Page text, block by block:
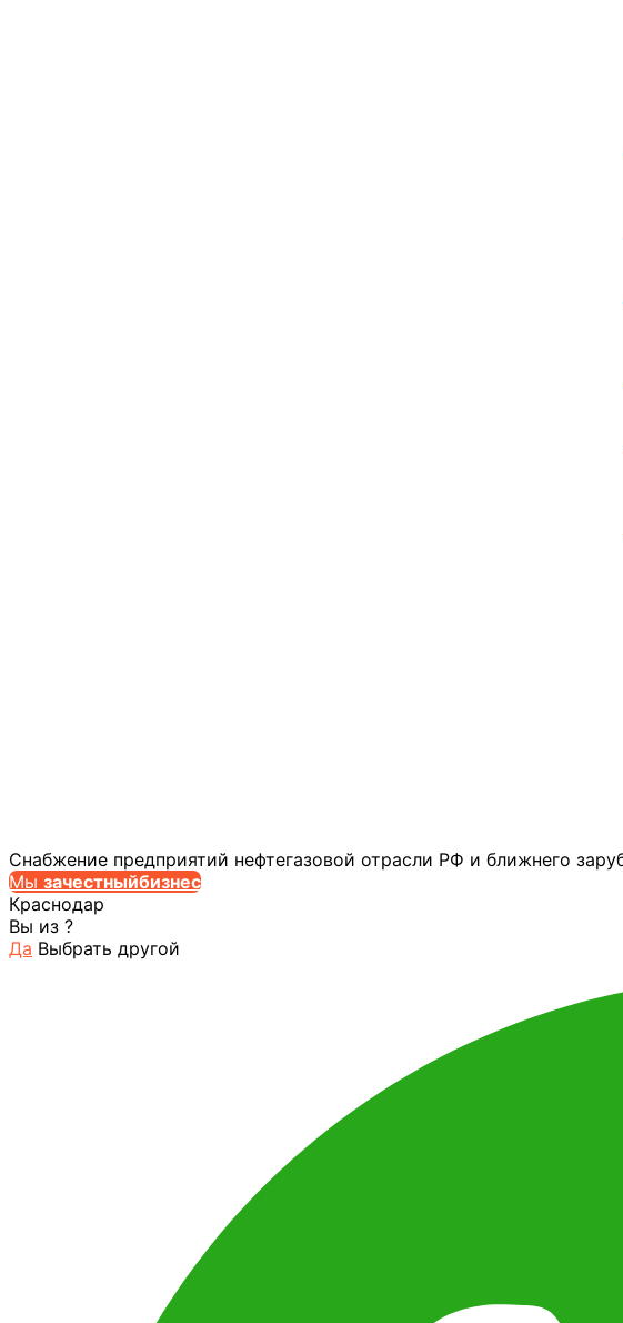
Снабжение предприятий нефтегазовой отрасли РФ и ближнего
Мы зачестныйбизнес
Краснодар
Вы из ?
Да Выбрать другой